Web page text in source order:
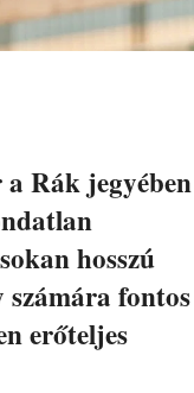
Rák jegyében
hosszú
fontos
erőteljes